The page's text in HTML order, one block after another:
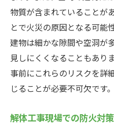
火災保険の適用
木造建築解体中
古い建物の解体工事
めの保険とは
古い建物に隠れ
老朽化した建物の
物質が含まれていることが
とで火災の原因となる可能
建物は細かな隙間や空洞が
見しにくくなることもあり
事前にこれらのリスクを詳
じることが必要不可欠です。
解体工事現場での防火対